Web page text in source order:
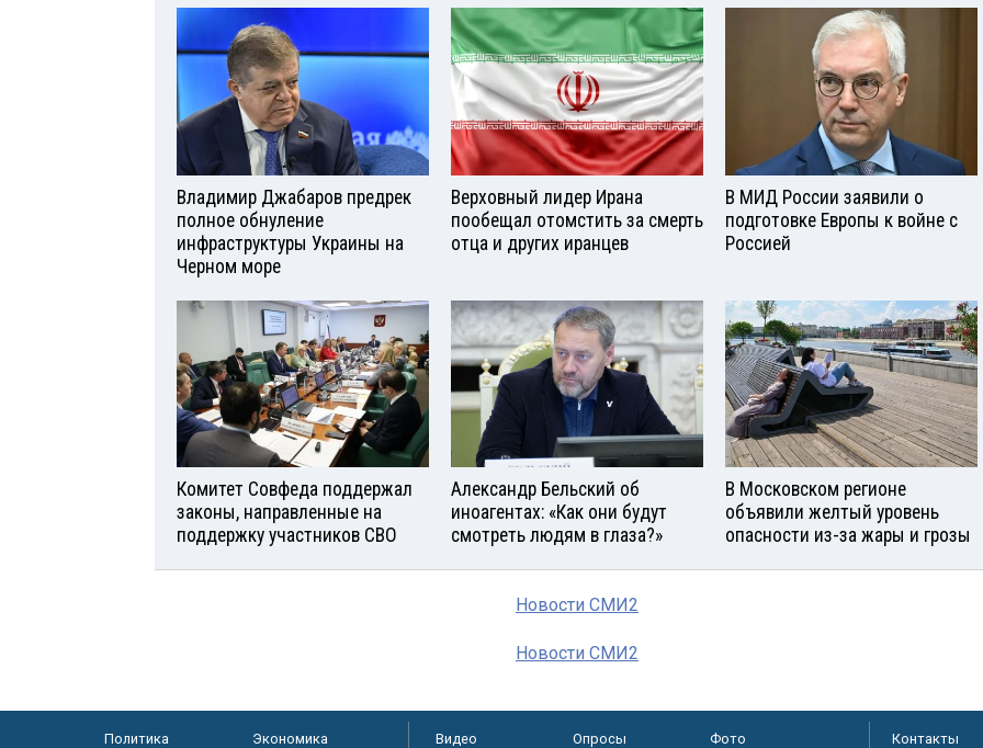
Владимир Джабаров предрек
полное обнуление
инфраструктуры Украины на
Черном море
Верховный лидер Ирана
пообещал отомстить за смерть
отца и других иранцев
В МИД России заявили о
подготовке Европы к войне с
Россией
Комитет Совфеда поддержал
законы, направленные на
поддержку участников СВО
Александр Бельский об
иноагентах: «Как они будут
смотреть людям в глаза?»
В Московском регионе
объявили желтый уровень
опасности из-за жары и грозы
Новости СМИ2
Новости СМИ2
Политика Экономика Видео Опросы Фото Контакты